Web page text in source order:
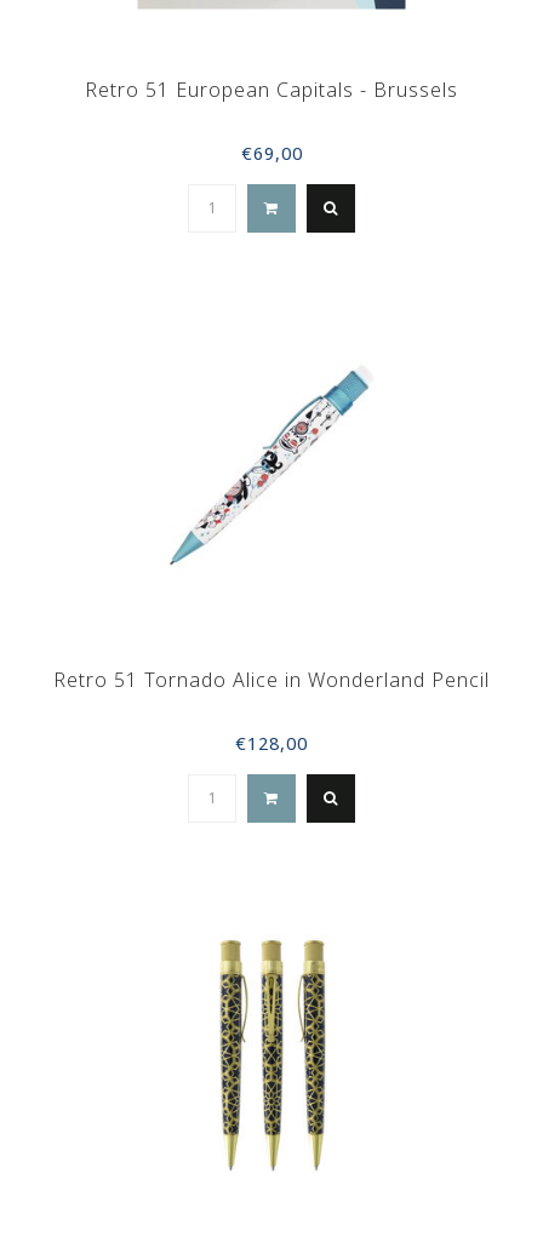
Retro 51 European Capitals - Brussels
€69,00
Retro 51 Tornado Alice in Wonderland Pencil
€128,00